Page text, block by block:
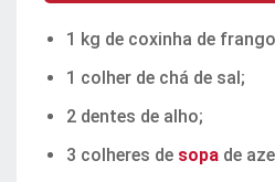
1 kg de coxinha de
1 colher de chá de sal;
2 dentes de alho;
3 colheres de sopa de